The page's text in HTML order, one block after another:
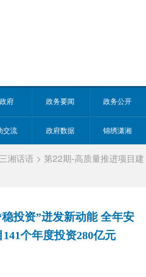
府 政务要闻 政务公开
交流 政府数据 锦绣潇湘
三湘话语 > 第22期-高质量推进项目建
稳投资”迸发新动能 全年安
个年度投资280亿元